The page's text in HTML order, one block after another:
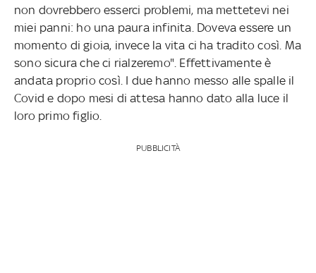
non dovrebbero esserci problemi, ma mettetevi nei
miei panni: ho una paura infinita. Doveva essere un
momento di gioia, invece la vita ci ha tradito così. Ma
sono sicura che ci rialzeremo". Effettivamente è
andata proprio così. I due hanno messo alle spalle il
Covid e dopo mesi di attesa hanno dato alla luce il
loro primo figlio.
PUBBLICITÀ